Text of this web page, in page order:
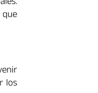
los